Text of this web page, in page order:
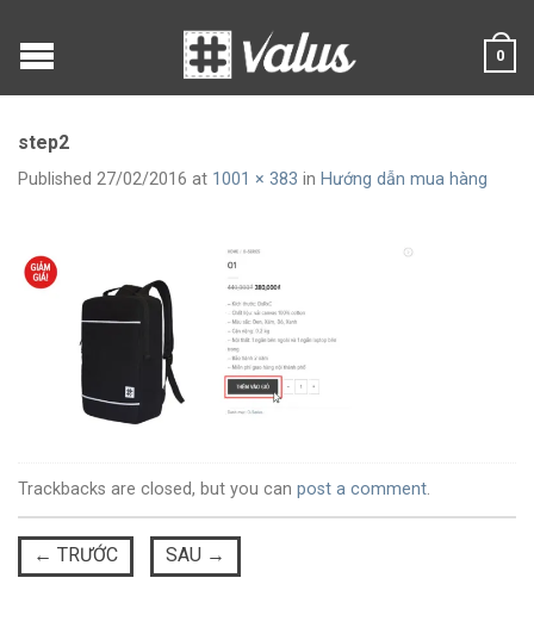
0
step2
Published 27/02/2016 at 1001 × 383 in Hướng dẫn mua hàng
Trackbacks are closed, but you can post a comment.
← TRƯỚC SAU →